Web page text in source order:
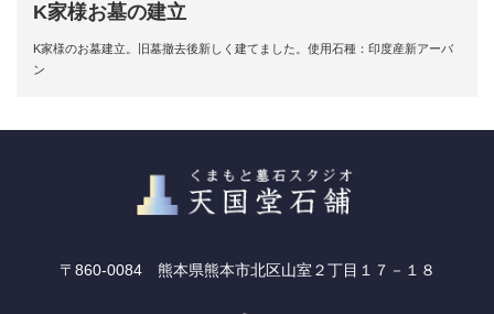
K家様お墓の建立
K家様のお墓建立。旧墓撤去後新しく建てました。使用石種：印度産新アーバ
ン
〒860-0084 熊本県熊本市北区山室２丁目１７－１８